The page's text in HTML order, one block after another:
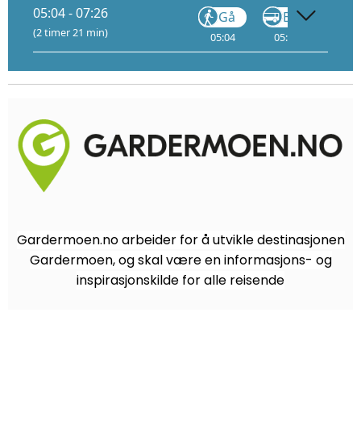
05:04 - 07:26
(2 timer 21 min)
Gå
05:04
Buss
05:05
Gardermoen.no arbeider for å utvikle destinasjonen
Gardermoen, og skal være en informasjons- og
inspirasjonskilde for alle reisende